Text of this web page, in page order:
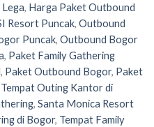
, Harga Paket Outbound
Resort Puncak, Outbound
Puncak, Outbound Bogor
, Paket Family Gathering
, Paket Outbound Bogor, Paket
Tempat Outing Kantor di
, Santa Monica Resort
di Bogor, Tempat Family